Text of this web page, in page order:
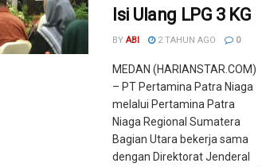
Isi Ulang LPG 3 KG
BY ABI 2 TAHUN AGO 0
MEDAN (HARIANSTAR.COM)
– PT Pertamina Patra Niaga
melalui Pertamina Patra
Niaga Regional Sumatera
Bagian Utara bekerja sama
dengan Direktorat Jenderal